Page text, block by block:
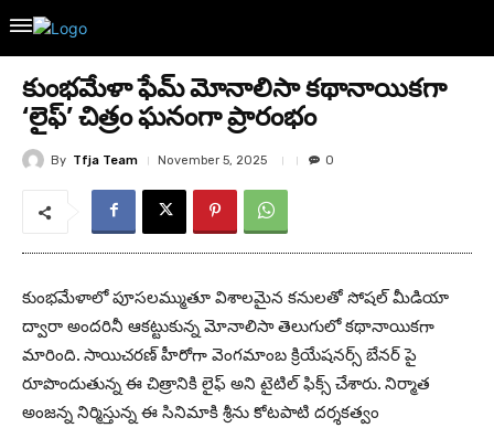
కుంభమేళా ఫేమ్ మోనాలిసా కథానాయికగా
‘లైఫ్’ చిత్రం ఘనంగా ప్రారంభం
By Tfja Team November 5, 2025 0
కుంభమేళాలో పూసలమ్ముతూ విశాలమైన కనులతో సోషల్ మీడియా
ద్వారా అందరినీ ఆకట్టుకున్న మోనాలిసా తెలుగులో కథానాయికగా
మారింది. సాయిచరణ్ హీరోగా వెంగమాంబ క్రియేషనర్స్ బేనర్ పై
రూపొందుతున్న ఈ చిత్రానికి లైఫ్ అని టైటిల్ ఫిక్స్ చేశారు. నిర్మాత
అంజన్న నిర్మిస్తున్న ఈ సినిమాకి శ్రీను కోటపాటి దర్శకత్వం